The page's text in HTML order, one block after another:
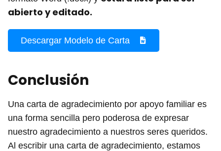
abierto y editado.
Descargar Modelo de Carta
Conclusión
Una carta de agradecimiento por apoyo familiar es
una forma sencilla pero poderosa de expresar
nuestro agradecimiento a nuestros seres queridos.
Al escribir una carta de agradecimiento, estamos